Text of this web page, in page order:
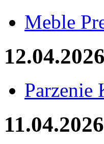
Meble
12.04.2026
Parzenie
11.04.2026